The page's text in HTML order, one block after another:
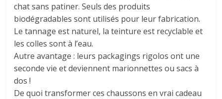
chat sans patiner. Seuls des produits
biodégradables sont utilisés pour leur fabrication.
Le tannage est naturel, la teinture est recyclable et
les colles sont à l’eau.
Autre avantage : leurs packagings rigolos ont une
seconde vie et deviennent marionnettes ou sacs à
dos !
De quoi transformer ces chaussons en vrai cadeau